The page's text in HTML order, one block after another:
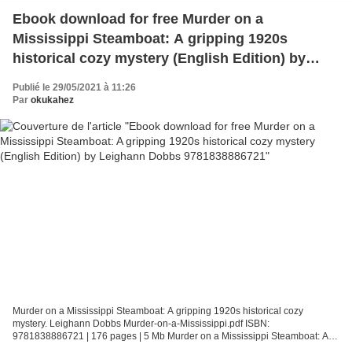
Ebook download for free Murder on a
Mississippi Steamboat: A gripping 1920s
historical cozy mystery (English Edition) by
Leighann Dobbs 9781838886721
Publié le 29/05/2021 à 11:26
Par okukahez
Murder on a Mississippi Steamboat: A gripping 1920s historical cozy
mystery. Leighann Dobbs Murder-on-a-Mississippi.pdf ISBN:
9781838886721 | 176 pages | 5 Mb Murder on a Mississippi Steamboat: A